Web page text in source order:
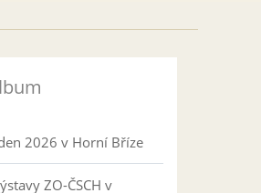
2026 v Horní Bříze
ZO-ČSCH v